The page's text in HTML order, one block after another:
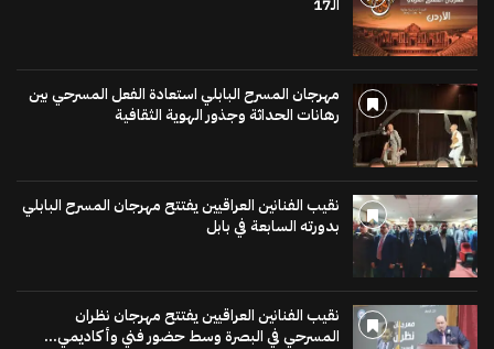
الـ17
مهرجان المسرح البابلي استعادة الفعل المسرحي بين
رهانات الحداثة وجذور الهوية الثقافية
نقيب الفنانين العراقيين يفتتح مهرجان المسرح البابلي
بدورته السابعة في بابل
نقيب الفنانين العراقيين يفتتح مهرجان نظران
المسرحي في البصرة وسط حضور فني وأكاديمي...